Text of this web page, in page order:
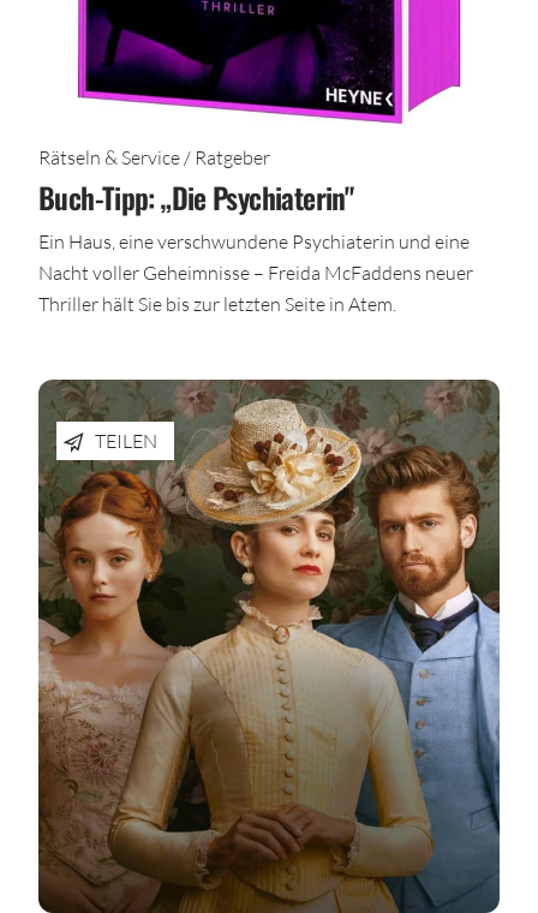
Rätseln & Service / Ratgeber
Buch-Tipp: „Die Psychiaterin"
Ein Haus, eine verschwundene Psychiaterin und eine
Nacht voller Geheimnisse – Freida McFaddens neuer
Thriller hält Sie bis zur letzten Seite in Atem.
TEILEN